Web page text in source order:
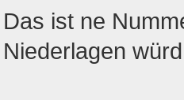
Das ist ne
Niederlagen